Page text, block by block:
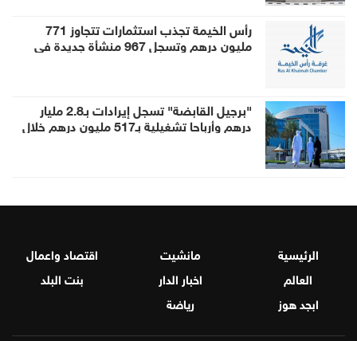
رأس الخيمة تجذب استثمارات تتجاوز 771
مليون درهم وتسجل 967 منشأة جديدة في
"برجيل القابضة" تسجل إيرادات بـ2.8 مليار
درهم وأرباحا تشغيلية بـ517 مليون درهم خلال
الرئيسية مانشيت
اقتصاد واعمال
العالم
اخبار الدار
بنت البلد
ابجد هوز
رياضة